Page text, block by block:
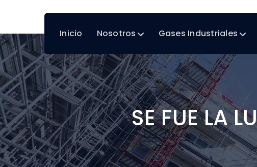
Inicio Nosotros Gases Industriales
SE FUE LA